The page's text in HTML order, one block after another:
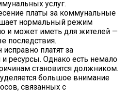
услуг.
платы за коммунальные
нормальный режим
и может иметь для жителей —
последствия.
платят за
ресурсы. Однако есть немало
становится должником.
большое внимание
связанных с